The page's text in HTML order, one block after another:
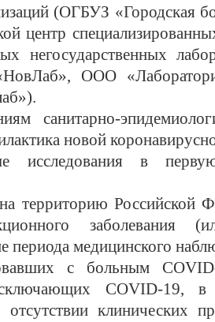
(ОГБУЗ «Городская
центр
негосударственных
ООО
санитарно-
новой
исследования в
территорию Российской
заболевания
периода медицинского
с больным
COVID-19, в
клинических